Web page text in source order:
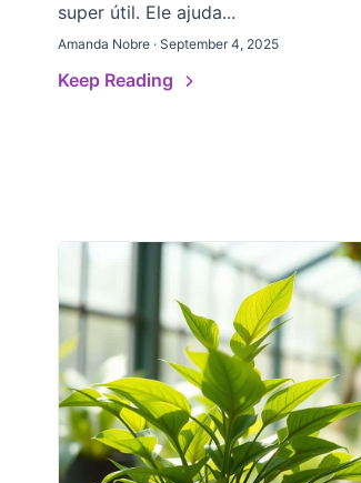
super útil. Ele ajuda...
Amanda Nobre · September 4, 2025
Keep Reading